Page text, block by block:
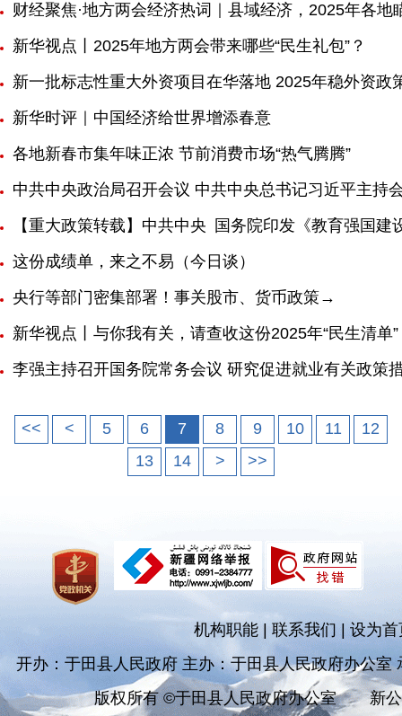
财经聚焦·地方两会经济热词｜县域经济，2025年各地
新华视点丨2025年地方两会带来哪些“民生礼包”？
新一批标志性重大外资项目在华落地 2025年稳外资政
新华时评｜中国经济给世界增添春意
各地新春市集年味正浓 节前消费市场“热气腾腾”
中共中央政治局召开会议 中共中央总书记习近平主持
【重大政策转载】中共中央 国务院印发《教育强国
这份成绩单，来之不易（今日谈）
央行等部门密集部署！事关股市、货币政策→
新华视点丨与你我有关，请查收这份2025年“民生清单”
李强主持召开国务院常务会议 研究促进就业有关政策
<< < 5 6 7 8 9 10 11
12
13
14 > >>
机构职能 联系我们|设为首
开办：于田县人民政府 主办：于田县人民政府办公室
版权所有 ©于田县人民政府办公室
新